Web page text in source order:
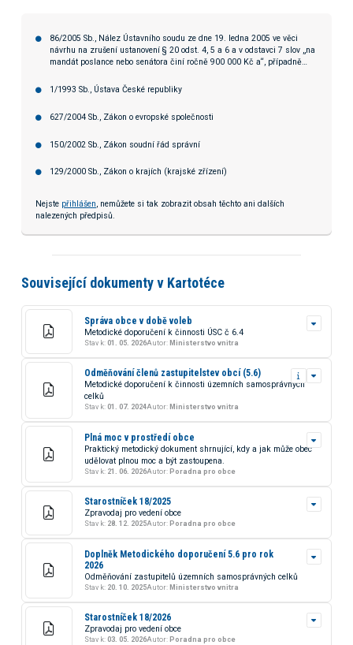
86/2005 Sb., Nález Ústavního soudu ze dne 19. ledna 2005 ve věci
návrhu na zrušení ustanovení § 20 odst. 4, 5 a 6 a v odstavci 7 slov „na
mandát poslance nebo senátora činí ročně 900 000 Kč a“, případně
politických stranách a v politických hnutích, ve znění pozdějších
1/1993 Sb., Ústava České republiky
627/2004 Sb., Zákon o evropské společnosti
150/2002 Sb., Zákon soudní řád správní
129/2000 Sb., Zákon o krajích (krajské zřízení)
Nejste přihlášen, nemůžete si tak zobrazit obsah těchto ani dalších
nalezených předpisů.
Související dokumenty v Kartotéce
Správa obce v době voleb
Metodické doporučení k činnosti ÚSC č 6.4
Stav k: 01. 05. 2026Autor: Ministerstvo vnitra
Odměňování členů zastupitelstev obcí (5.6)
Metodické doporučení k činnosti územních samosprávných
celků
Stav k: 01. 07. 2024Autor: Ministerstvo vnitra
Plná moc v prostředí obce
Praktický metodický dokument shrnující, kdy a jak může obec
udělovat plnou moc a být zastoupena.
Stav k: 21. 06. 2026Autor: Poradna pro obce
Starostníček 18/2025
Zpravodaj pro vedení obce
Stav k: 28. 12. 2025Autor: Poradna pro obce
Doplněk Metodického doporučení 5.6 pro rok
2026
Odměňování zastupitelů územních samosprávných celků
Stav k: 20. 10. 2025Autor: Ministerstvo vnitra
Starostníček 18/2026
Zpravodaj pro vedení obce
Stav k: 03. 05. 2026Autor: Poradna pro obce